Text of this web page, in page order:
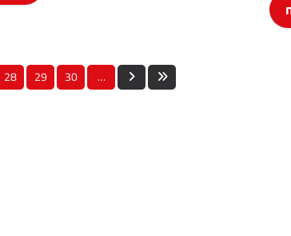
28 29 30 …